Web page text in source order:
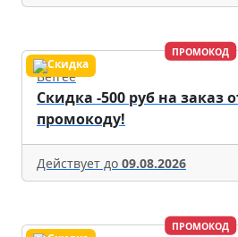
ПРОМОКОД
Befree
Скидка -500 руб на заказ
промокоду!
Действует до 09.08.2026
ПРОМОКОД